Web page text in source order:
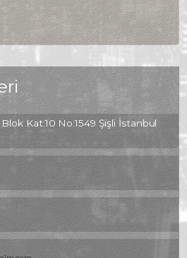
Kat:10 No:1549 Şişli İstanbul